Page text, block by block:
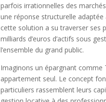
parfois irrationnelles des
une réponse structurelle
cette solution a su traverser ses
milliards d’euros d’actifs sous
l’ensemble du grand public.
Imaginons un épargnant
appartement seul. Le concept
particuliers rassemblent leurs